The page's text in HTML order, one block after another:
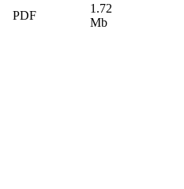
PDF
1.72
Mb